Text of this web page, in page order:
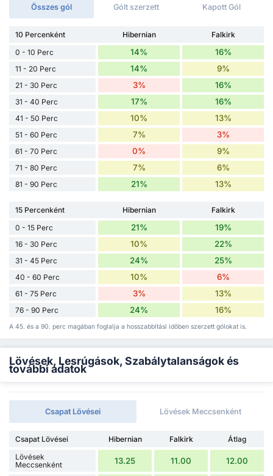
Összes gól Gólt szerzett Kapott Gól
10 Percenként Hibernian
Falkirk
0 - 10 Perc
14% 16%
11 - 20 Perc 14% 9%
21 - 30 Perc 3% 16%
31 - 40 Perc 17% 16%
41 - 50 Perc 10% 13%
51 - 60 Perc 7% 3%
61 - 70 Perc 0% 9%
71 - 80 Perc 7% 6%
81 - 90 Perc 21% 13%
15 Percenként Hibernian
Falkirk
0 - 15 Perc
21% 19%
16 - 30 Perc 10% 22%
31 - 45 Perc 24% 25%
40 - 60 Perc 10% 6%
61 - 75 Perc 3% 13%
76 - 90 Perc 24% 16%
A 45. és a 90. perc magában foglalja a hosszabbítási időben szerzett gólokat is.
Lövések, Lesrúgások, Szabálytalanságok és
további adatok
Csapat Lövései Lövések Meccsenként
Csapat Lövései Hibernian Falkirk
Átlag
Lövések
Meccsenként
13.25 11.00 12.00